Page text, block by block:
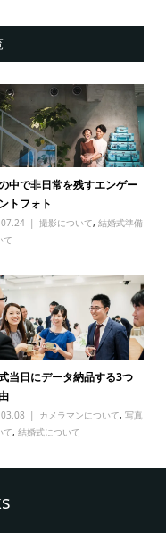
中で非日常を残すエンゲー
トフォト
撮影について,結婚式準備
て
当日にデータ納品する3つ
カメラマンについて,写真
て,結婚式について